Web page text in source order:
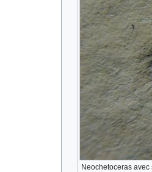
Neochetoceras